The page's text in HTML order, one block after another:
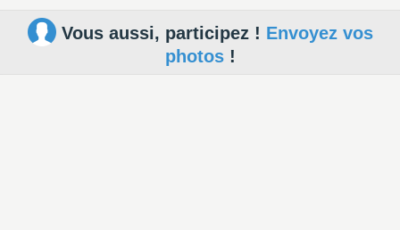
Vous aussi, participez ! Envoyez vos
photos!